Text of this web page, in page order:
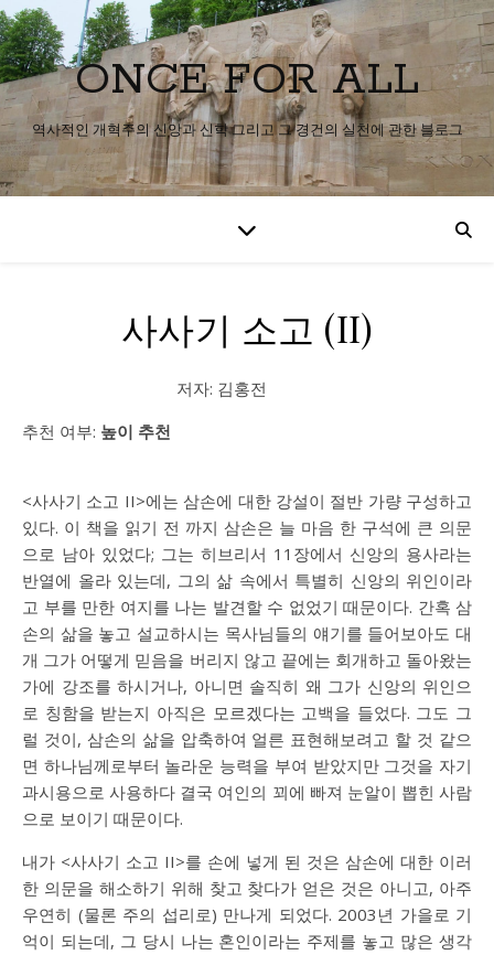
ONCE FOR ALL
역사적인 개혁주의 신앙과 신학 그리고 그 경건의 실천에 관한 블로그
사사기 소고 (II)
저자: 김홍전
추천 여부: 높이 추천
<사사기 소고 II>에는 삼손에 대한 강설이 절반 가량 구성하고
있다. 이 책을 읽기 전 까지 삼손은 늘 마음 한 구석에 큰 의문
으로 남아 있었다; 그는 히브리서 11장에서 신앙의 용사라는
반열에 올라 있는데, 그의 삶 속에서 특별히 신앙의 위인이라
고 부를 만한 여지를 나는 발견할 수 없었기 때문이다. 간혹 삼
손의 삶을 놓고 설교하시는 목사님들의 얘기를 들어보아도 대
개 그가 어떻게 믿음을 버리지 않고 끝에는 회개하고 돌아왔는
가에 강조를 하시거나, 아니면 솔직히 왜 그가 신앙의 위인으
로 칭함을 받는지 아직은 모르겠다는 고백을 들었다. 그도 그
럴 것이, 삼손의 삶을 압축하여 얼른 표현해보려고 할 것 같으
면 하나님께로부터 놀라운 능력을 부여 받았지만 그것을 자기
과시용으로 사용하다 결국 여인의 꾀에 빠져 눈알이 뽑힌 사람
으로 보이기 때문이다.
내가 <사사기 소고 II>를 손에 넣게 된 것은 삼손에 대한 이러
한 의문을 해소하기 위해 찾고 찾다가 얻은 것은 아니고, 아주
우연히 (물론 주의 섭리로) 만나게 되었다. 2003년 가을로 기
억이 되는데, 그 당시 나는 혼인이라는 주제를 놓고 많은 생각